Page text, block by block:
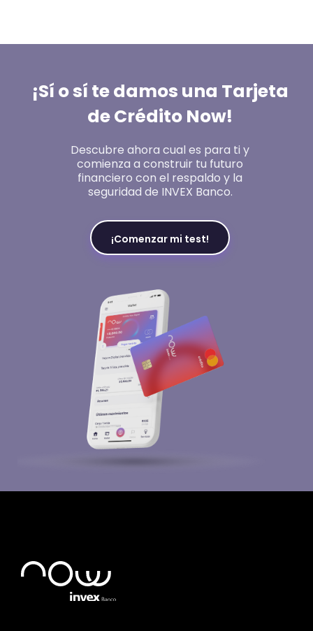
¡Sí o sí te damos una Tarjeta
de Crédito Now!
Descubre ahora cual es para ti y
comienza a construir tu futuro
financiero con el respaldo y la
seguridad de INVEX Banco.
¡Comenzar mi test!